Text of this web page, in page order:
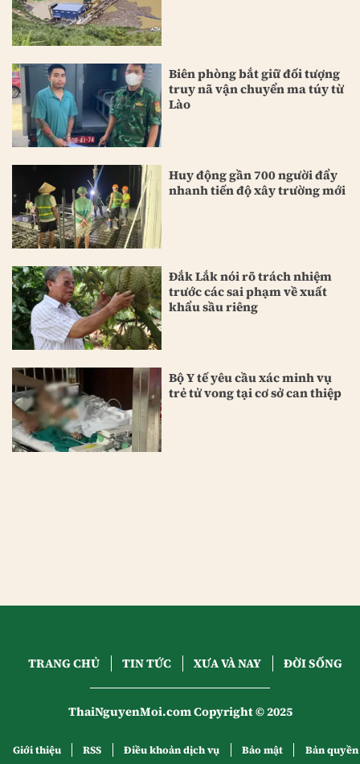
Biên phòng bắt giữ đối tượng
truy nã vận chuyển ma túy từ
Lào
Huy động gần 700 người đẩy
nhanh tiến độ xây trường mới
Đắk Lắk nói rõ trách nhiệm
trước các sai phạm về xuất
khẩu sầu riêng
Bộ Y tế yêu cầu xác minh vụ
trẻ tử vong tại cơ sở can thiệp
TRANG CHỦ TIN TỨC XƯA VÀ NAY ĐỜI SỐNG
ThaiNguyenMoi.com Copyright © 2025
Giới thiệu RSS Điều khoản dịch vụ Bảo mật Bản quyền